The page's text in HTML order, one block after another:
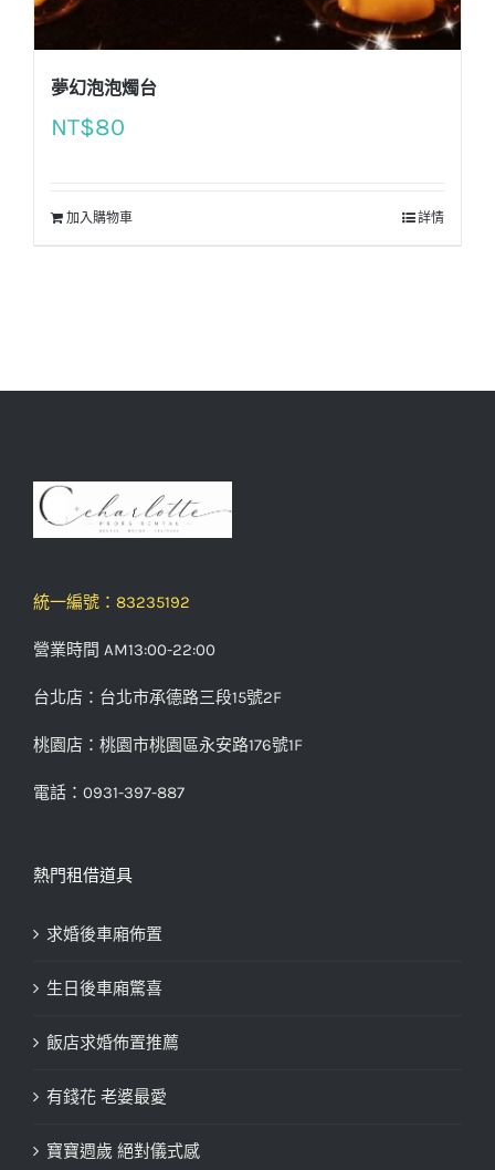
夢幻泡泡燭台
NT$80
加入購物車 詳情
統一編號：83235192
營業時間 AM13:00-22:00
台北店：台北市承德路三段15號2F
桃園店：桃園市桃園區永安路176號1F
電話：0931-397-887
熱門租借道具
求婚後車廂佈置
生日後車廂驚喜
飯店求婚佈置推薦
有錢花 老婆最愛
寶寶週歲 絕對儀式感